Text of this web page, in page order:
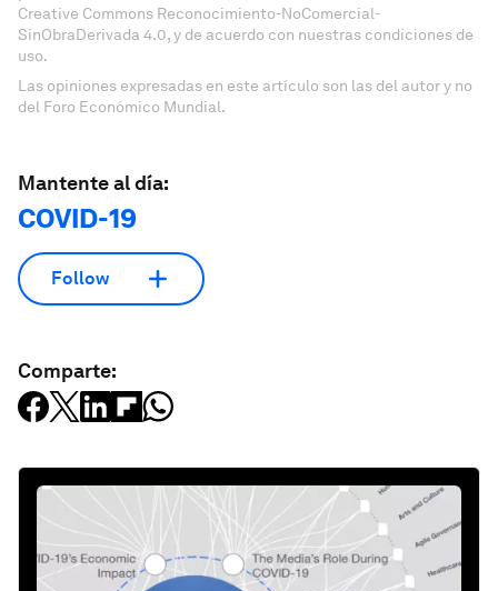
Creative Commons Reconocimiento-NoComercial-
SinObraDerivada 4.0, y de acuerdo con nuestras condiciones de
uso.
Las opiniones expresadas en este artículo son las del autor y no
del Foro Económico Mundial.
Mantente al día:
COVID-19
Follow
Comparte: